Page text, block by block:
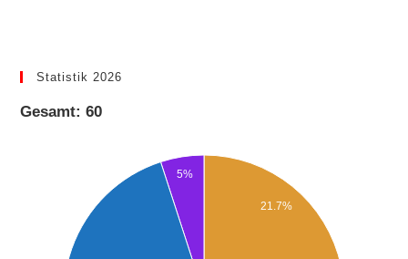
Statistik 2026
Gesamt: 60
21.7%
5%